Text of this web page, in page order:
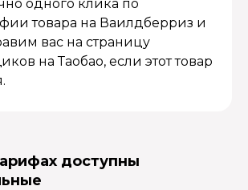
одного клика по
товара на Ваилдберриз и
вас на страницу
на Таобао, если этот товар
доступны